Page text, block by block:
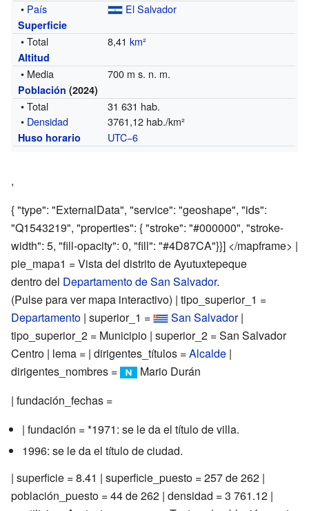
• País El Salvador
Superficie
• Total 8,41km²
Altitud
• Media 700 m s. n. m.
Población (2024)
• Total
31 631 hab.
• Densidad 3761,12 hab./km²
Huso horario UTC−6
,
{ "type": "ExternalData", "service": "geoshape", "ids":
"Q1543219", "properties": { "stroke": "#000000", "stroke-
width": 5, "fill-opacity": 0, "fill": "#4D87CA"}}] </mapframe> |
pie_mapa1 = Vista del distrito de Ayutuxtepeque
dentro del Departamento de San Salvador.
(Pulse para ver mapa interactivo) | tipo_superior_1 =
Departamento | superior_1 = San Salvador|
tipo_superior_2 = Municipio | superior_2 = San Salvador
Centro | lema = | dirigentes_títulos =Alcalde |
dirigentes_nombres =
Mario Durán
| fundación_fechas =
| fundación = *1971: se le da el título de villa.
1996: se le da el título de ciudad.
| superficie = 8.41 | superficie_puesto = 257 de 262 |
población_puesto = 44 de 262 | densidad = 3 761.12 |